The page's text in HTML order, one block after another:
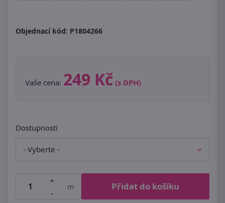
Objednací kód: P1804266
Vaše cena: 249 Kč (s DPH)
Dostupnosti
+
-
m Přidat do košíku